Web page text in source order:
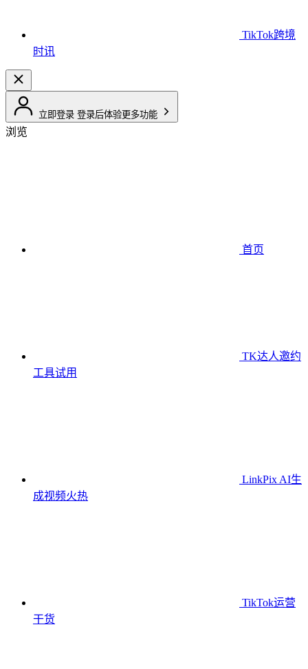
TikTok跨境
时讯
立即登录 登录后体验更多功能
浏览
首页
TK达人邀约
工具试用
LinkPix AI生
成视频火热
TikTok运营
干货